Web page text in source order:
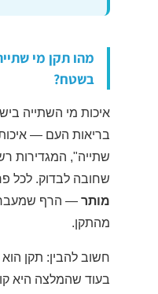
מהו תקן מי
בשטח?
איכות מי השתייה
בריאות העם —
שתייה", המגדירות
שחובה לבדוק. לכל
מותר — הרף שמעבר
מהתקן.
חשוב להבין: תקן
בעוד שהמלצה היא